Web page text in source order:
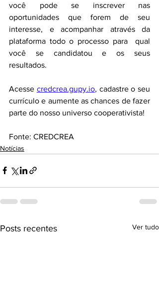
você pode se inscrever nas
oportunidades que forem de seu
interesse, e acompanhar através da
plataforma todo o processo para  qual
você se candidatou e os seus
resultados.
Acesse credcrea.gupy.io, cadastre o seu
currículo e aumente as chances de fazer
parte do nosso universo cooperativista!
Fonte: CREDCREA
Notícias
Posts recentes Ver tudo